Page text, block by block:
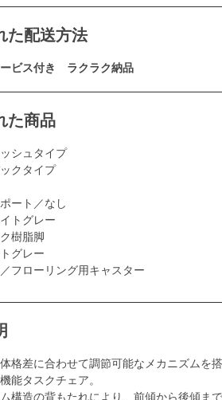
た配送方法
ビス付き ラクラク納品
た商品
シュタイプ
クタイプ
ート／なし
トグレー
樹脂脚
グレー
フローリング用キャスター
格差に合わせて調節可能なメカニズムを
能タスクチェア。
構造の背もたれにより、前傾から後傾ま